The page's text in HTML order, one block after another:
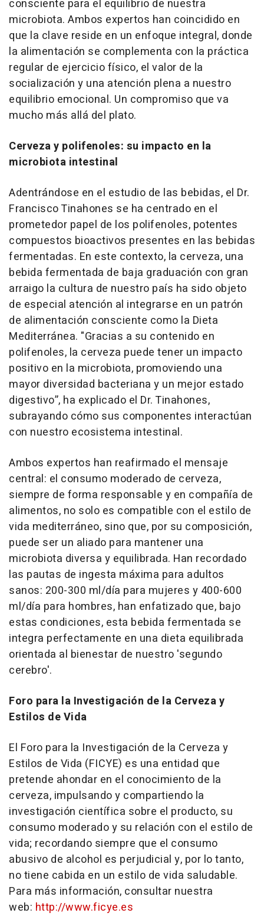
consciente para el equilibrio de nuestra
microbiota. Ambos expertos han coincidido en
que la clave reside en un enfoque integral, donde
la alimentación se complementa con la práctica
regular de ejercicio físico, el valor de la
socialización y una atención plena a nuestro
equilibrio emocional. Un compromiso que va
mucho más allá del plato.
Cerveza y polifenoles: su impacto en la
microbiota intestinal
Adentrándose en el estudio de las bebidas, el Dr.
Francisco Tinahones se ha centrado en el
prometedor papel de los polifenoles, potentes
compuestos bioactivos presentes en las bebidas
fermentadas. En este contexto, la cerveza, una
bebida fermentada de baja graduación con gran
arraigo la cultura de nuestro país ha sido objeto
de especial atención al integrarse en un patrón
de alimentación consciente como la Dieta
Mediterránea. "Gracias a su contenido en
polifenoles, la cerveza puede tener un impacto
positivo en la microbiota, promoviendo una
mayor diversidad bacteriana y un mejor estado
digestivo”, ha explicado el Dr. Tinahones,
subrayando cómo sus componentes interactúan
con nuestro ecosistema intestinal.
Ambos expertos han reafirmado el mensaje
central: el consumo moderado de cerveza,
siempre de forma responsable y en compañía de
alimentos, no solo es compatible con el estilo de
vida mediterráneo, sino que, por su composición,
puede ser un aliado para mantener una
microbiota diversa y equilibrada. Han recordado
las pautas de ingesta máxima para adultos
sanos: 200-300 ml/día para mujeres y 400-600
ml/día para hombres, han enfatizado que, bajo
estas condiciones, esta bebida fermentada se
integra perfectamente en una dieta equilibrada
orientada al bienestar de nuestro 'segundo
cerebro'.
Foro para la Investigación de la Cerveza y
Estilos de Vida
El Foro para la Investigación de la Cerveza y
Estilos de Vida (FICYE) es una entidad que
pretende ahondar en el conocimiento de la
cerveza, impulsando y compartiendo la
investigación científica sobre el producto, su
consumo moderado y su relación con el estilo de
vida; recordando siempre que el consumo
abusivo de alcohol es perjudicial y, por lo tanto,
no tiene cabida en un estilo de vida saludable.
Para más información, consultar nuestra
web: http://www.ficye.es